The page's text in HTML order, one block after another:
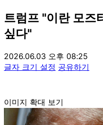
트럼프 "이란 모즈
싶다"
2026.06.03 오후 08:25
글자 크기 설정 공유하기
이미지 확대 보기